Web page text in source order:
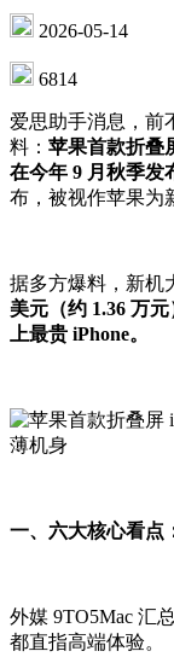
2026-05-14
6814
爱思助手消息，前
料： 苹果首款折叠
在今年 9 月秋季发
布，被视作苹果为
据多方爆料，新机
美元（约 1.36 万
上最贵 iPhone。
一、六大核心看点
外媒 9TO5Mac 汇
都直指高端体验。